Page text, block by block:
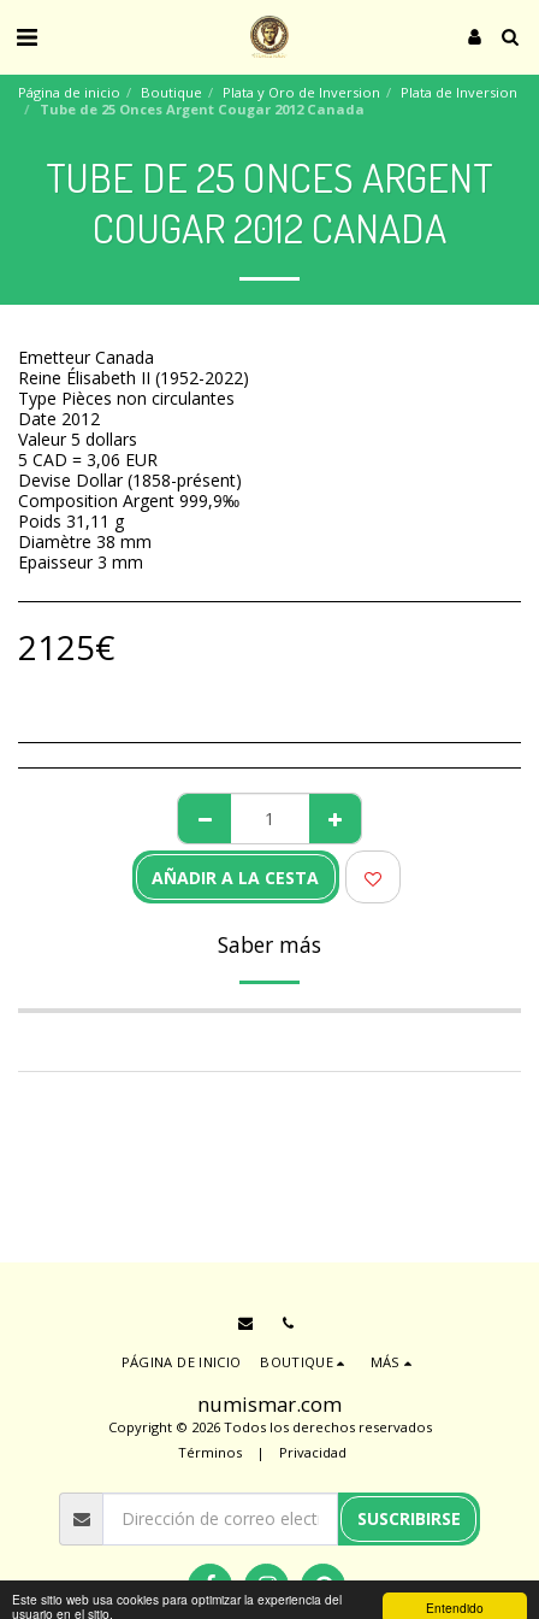
Entendido
Este sitio web usa cookies para optimizar la experiencia del
usuario en el sitio.
Página de inicio Boutique Plata y Oro de Inversion
Plata de Inversion
Tube de 25 Onces Argent Cougar 2012 Canada
TUBE DE 25 ONCES ARGENT
COUGAR 2012 CANADA
Emetteur Canada
Reine Élisabeth II (1952-2022)
Type Pièces non circulantes
Date 2012
Valeur 5 dollars
5 CAD = 3,06 EUR
Devise Dollar (1858-présent)
Composition Argent 999,9‰
Poids 31,11 g
Diamètre 38 mm
Epaisseur 3 mm
2125€
AÑADIR A LA CESTA
Saber más
numismar.com
Copyright © 2026 Todos los derechos reservados
Términos | Privacidad
PÁGINA DE INICIO BOUTIQUE MÁS
SUSCRIBIRSE